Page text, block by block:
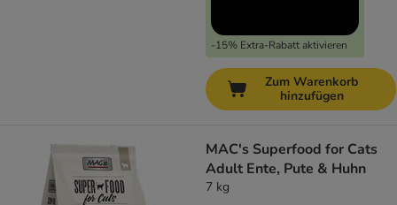
-15% Extra-Rabatt aktivieren
Zum Warenkorb
hinzufügen
MAC's Superfood for Cats
Adult Ente, Pute & Huhn
7 kg